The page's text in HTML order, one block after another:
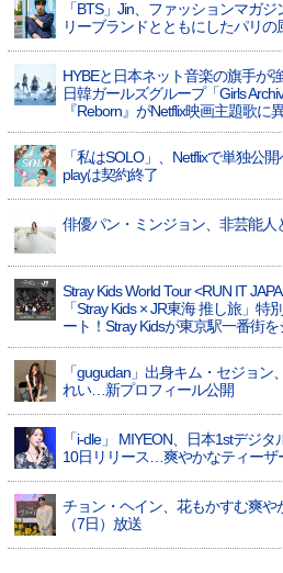
「BTS」Jin、ファッションマガ
リーブランドとともにしたパリの
HYBEと日本ネット音楽の旗手が
日韓ガールズグループ「Girls
『Reborn』がNetflix映画主題歌に
「私はSOLO」、Netflixで単独公
playは契約終了
俳優パン・ミンジョン、非芸能人
Stray Kids World Tour <RUN IT
「Stray Kids × JR東海 推し旅」
ート！Stray Kidsが東京駅一番街を
「gugudan」出身キム・セジョ
れい…新プロフィール公開
「i-dle」 MIYEON、日本1stデジ
10日リリース…爽やかなティーザ
チョン・ヘイン、花もかすむ爽
（7日）放送